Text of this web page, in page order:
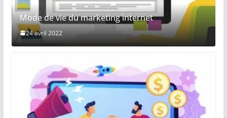
Mode de vie du marketing internet
24 avril 2022